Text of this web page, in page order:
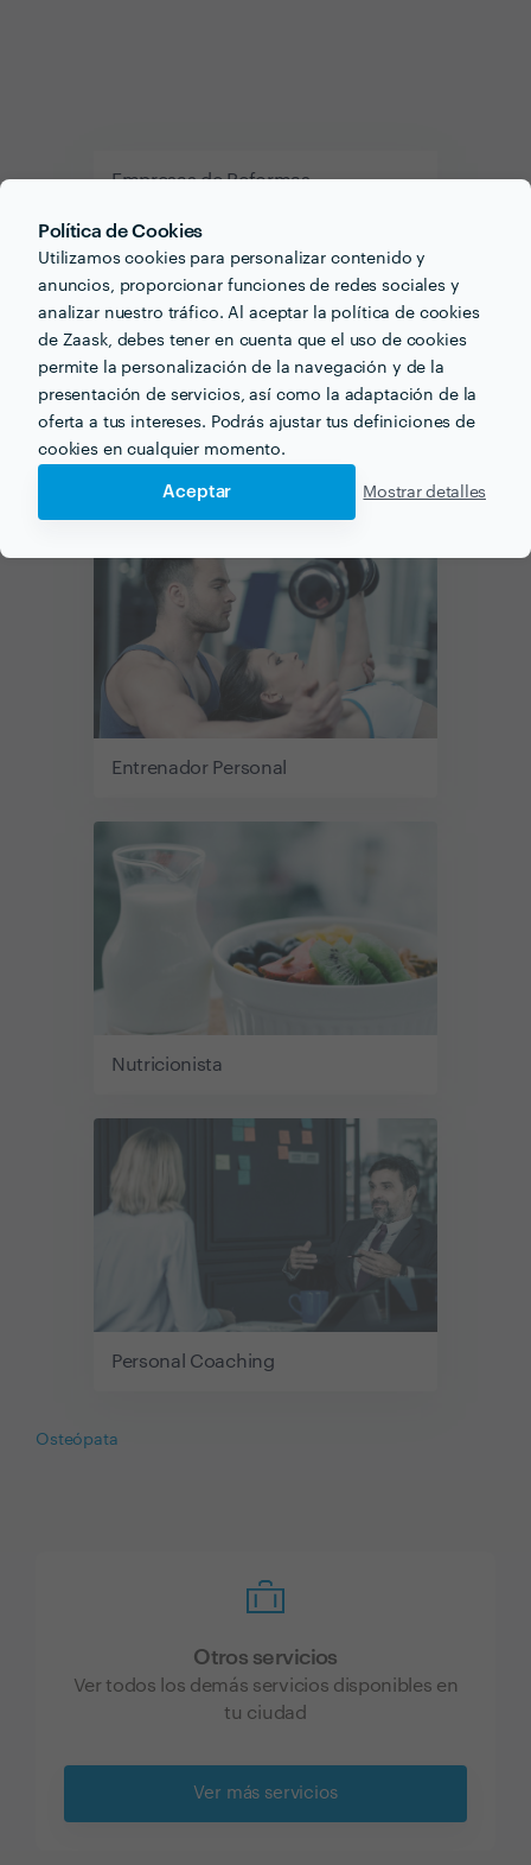
Política de Cookies
Utilizamos cookies para personalizar contenido y
anuncios, proporcionar funciones de redes sociales y
analizar nuestro tráfico. Al aceptar la política de cookies
de Zaask, debes tener en cuenta que el uso de cookies
permite la personalización de la navegación y de la
presentación de servicios, así como la adaptación de la
oferta a tus intereses. Podrás ajustar tus definiciones de
cookies en cualquier momento.
Aceptar Mostrar detalles
Empresas de Reformas
Montaje de Persianas
Reforma de Apartamento
Servicios para tu bienestar
Cuidarte y cuidar es más simple con el apoyo de quien
sabe. Encuentra profesionales del entrenamiento personal,
fisioterapeutas, nutricionistas y mucho más.
Entrenador Personal
Nutricionista
Personal Coaching
Osteópata
Otros servicios
Ver todos los demás servicios disponibles en
tu ciudad
Ver más servicios